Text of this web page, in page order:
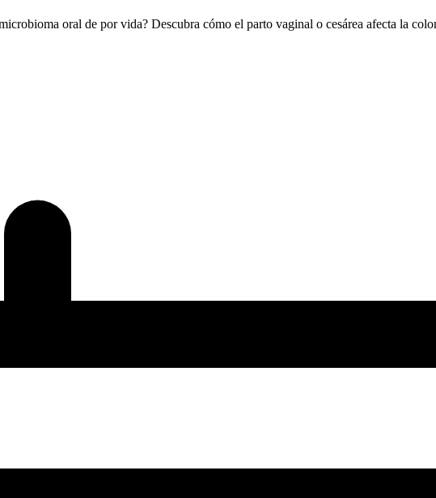
oral de por vida? Descubra cómo el parto vaginal o cesárea afecta la